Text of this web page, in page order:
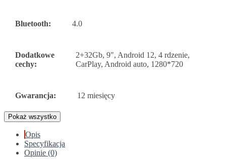
Bluetooth: 4.0
Dodatkowe
cechy:
2+32Gb, 9", Android 12, 4 rdzenie,
CarPlay, Android auto, 1280*720
Gwarancja: 12 miesięcy
Pokaż wszystko
Opis
Specyfikacja
Opinie (0)